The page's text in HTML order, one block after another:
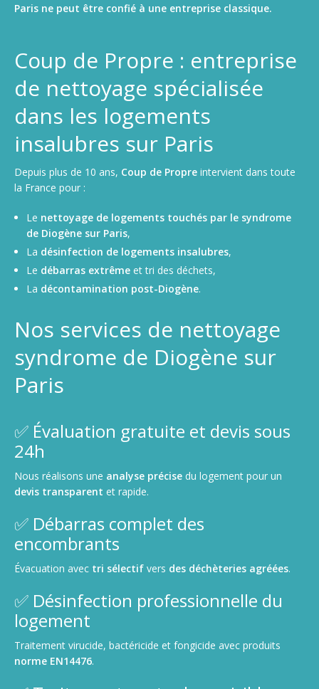
Paris ne peut être confié à une entreprise classique.
Coup de Propre : entreprise
de nettoyage spécialisée
dans les logements
insalubres sur Paris
Depuis plus de 10 ans, Coup de Propre intervient dans toute
la France pour :
Le nettoyage de logements touchés par le syndrome
de Diogène sur Paris,
La désinfection de logements insalubres,
Le débarras extrêmeet tri des déchets,
La décontamination post-Diogène.
Nos services de nettoyage
syndrome de Diogène sur
Paris
✅ Évaluation gratuite et devis sous
24h
Nous réalisons une analyse précise du logement pour un
devis transparent et rapide.
✅ Débarras complet des
encombrants
Évacuation avec tri sélectif vers des déchèteries agréées.
✅ Désinfection professionnelle du
logement
Traitement virucide, bactéricide et fongicide avec produits
norme EN14476.